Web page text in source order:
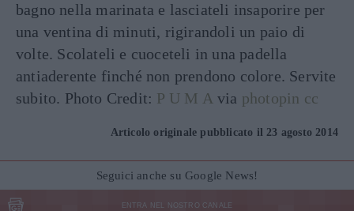
bagno nella marinata e lasciateli insaporire per
una ventina di minuti, rigirandoli un paio di
volte. Scolateli e cuoceteli in una padella
antiaderente finché non prendono colore. Servite
subito. Photo Credit: P U M A via photopin cc
Articolo originale pubblicato il 23 agosto 2014
Seguici anche su Google News!
ENTRA NEL NOSTRO CANALE